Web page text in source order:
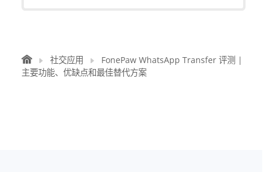
社交应用
FonePaw WhatsApp Transfer 评测 |
主要功能、优缺点和最佳替代方案